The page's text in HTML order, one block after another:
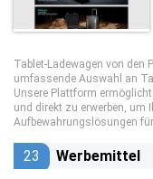
Tablet-Ladewagen von den
umfassende Auswahl an
Unsere Plattform
und direkt zu erwerben, um
Aufbewahrungslösungen
23 Werbemittel